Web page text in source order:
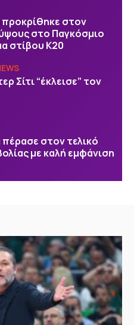
στον
στο Παγκόσμιο
στίβου Κ20
Σίτι “έκλεισε” τον
στον τελικό
με καλή εμφάνιση